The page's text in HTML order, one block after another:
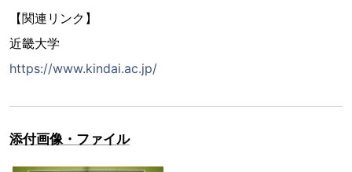
【関連リンク】
近畿大学
https://www.kindai.ac.jp/
添付画像・ファイル